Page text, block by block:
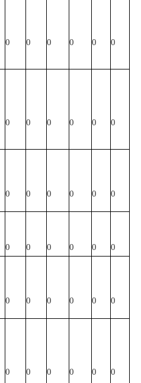
0 0 0 0 0 0
0 0 0 0 0 0
0 0 0 0 0 0
0 0 0 0 0 0
0 0 0 0 0 0
0 0 0 0 0 0